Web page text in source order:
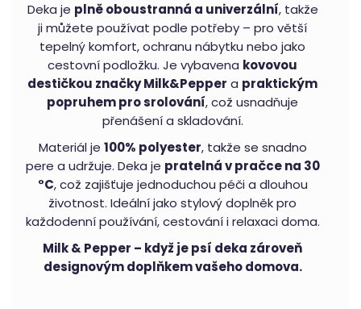
Deka je plně oboustranná a univerzální, takže
ji můžete používat podle potřeby – pro větší
tepelný komfort, ochranu nábytku nebo jako
cestovní podložku. Je vybavena kovovou
destičkou značky Milk&Pepper a praktickým
popruhem pro srolování, což usnadňuje
přenášení a skladování.
Materiál je 100% polyester, takže se snadno
pere a udržuje. Deka je pratelná v pračce na 30
°C, což zajišťuje jednoduchou péči a dlouhou
životnost. Ideální jako stylový doplněk pro
každodenní používání, cestování i relaxaci doma.
Milk & Pepper – když je psí deka zároveň
designovým doplňkem vašeho domova.